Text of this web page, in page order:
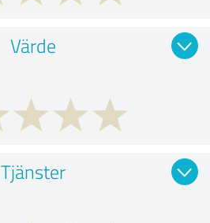
Värde
Tjänster